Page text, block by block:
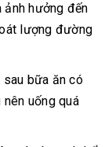
hưởng đến
lượng đường
sau bữa ăn có
uống quá